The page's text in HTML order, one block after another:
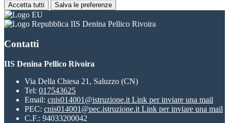
Accetta tutti Salva le preferenze
IIS Denina Pellico Rivoira
Contatti
IIS Denina Pellico Rivoira
Via Della Chiesa 21, Saluzzo (CN)
Tel: 017543625
Email: cnis014001@istruzione.it Link per inviare una mail
PEC: cnis014001@pec.istruzione.it Link per inviare una mail
C.F.: 94033200042